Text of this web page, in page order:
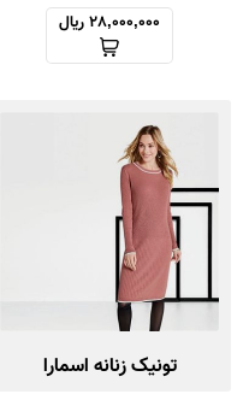
28,000,000 ریال
تونیک زنانه اسمارا